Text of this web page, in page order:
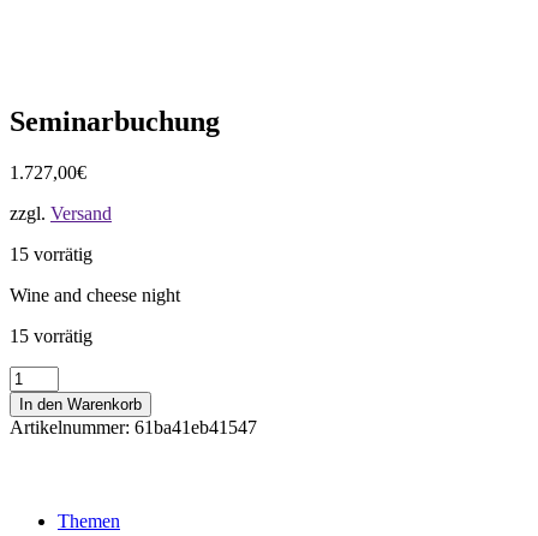
Seminarbuchung
1.727,00€
zzgl. Versand
15 vorrätig
Wine and cheese night
15 vorrätig
Seminarbuchung
Menge
In den Warenkorb
Artikelnummer: 61ba41eb41547
Themen